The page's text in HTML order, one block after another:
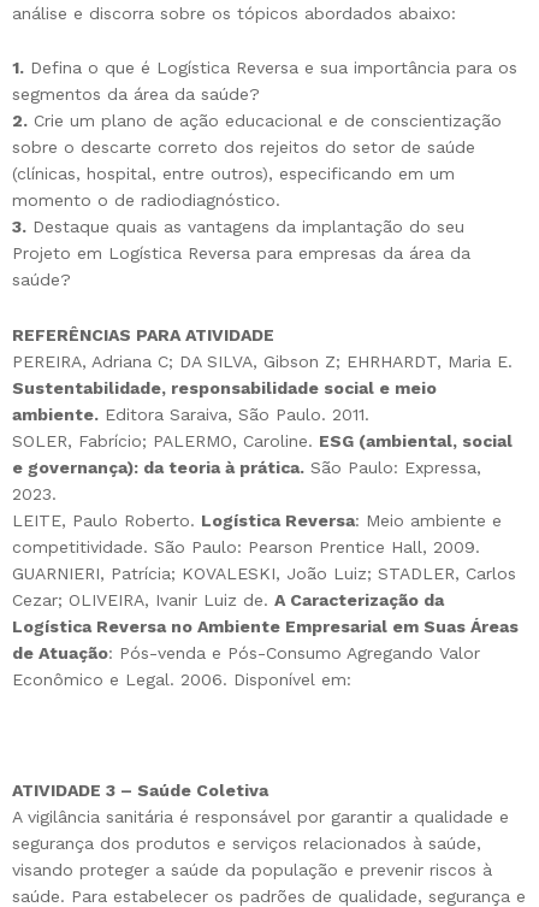
análise e discorra sobre os tópicos abordados abaixo:
1. Defina o que é Logística Reversa e sua importância para os
segmentos da área da saúde?
2. Crie um plano de ação educacional e de conscientização
sobre o descarte correto dos rejeitos do setor de saúde
(clínicas, hospital, entre outros), especificando em um
momento o de radiodiagnóstico.
3. Destaque quais as vantagens da implantação do seu
Projeto em Logística Reversa para empresas da área da
saúde?
REFERÊNCIAS PARA ATIVIDADE
PEREIRA, Adriana C; DA SILVA, Gibson Z; EHRHARDT, Maria E.
Sustentabilidade, responsabilidade social e meio
ambiente. Editora Saraiva, São Paulo. 2011.
SOLER, Fabrício; PALERMO, Caroline. ESG (ambiental, social
e governança): da teoria à prática. São Paulo: Expressa,
2023.
LEITE, Paulo Roberto. Logística Reversa: Meio ambiente e
competitividade. São Paulo: Pearson Prentice Hall, 2009.
GUARNIERI, Patrícia; KOVALESKI, João Luiz; STADLER, Carlos
Cezar; OLIVEIRA, Ivanir Luiz de. A Caracterização da
Logística Reversa no Ambiente Empresarial em Suas Áreas
de Atuação: Pós-venda e Pós-Consumo Agregando Valor
Econômico e Legal. 2006. Disponível em:
ATIVIDADE 3 – Saúde Coletiva
A vigilância sanitária é responsável por garantir a qualidade e
segurança dos produtos e serviços relacionados à saúde,
visando proteger a saúde da população e prevenir riscos à
saúde. Para estabelecer os padrões de qualidade, segurança e